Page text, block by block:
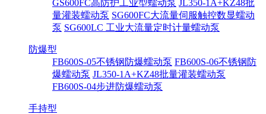
GS600FC高防护工业型蠕动泵 JL350-1A+KZ48批
量灌装蠕动泵 SG600FC大流量伺服触控数显蠕动
泵 SG600LC 工业大流量定时计量蠕动泵
防爆型
FB600S-05不锈钢防爆蠕动泵 FB600S-06不锈钢防
爆蠕动泵 JL350-1A+KZ48批量灌装蠕动泵
FB600S-04步进防爆蠕动泵
手持型